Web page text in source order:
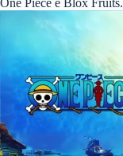
One Piece e Blox Fruits.